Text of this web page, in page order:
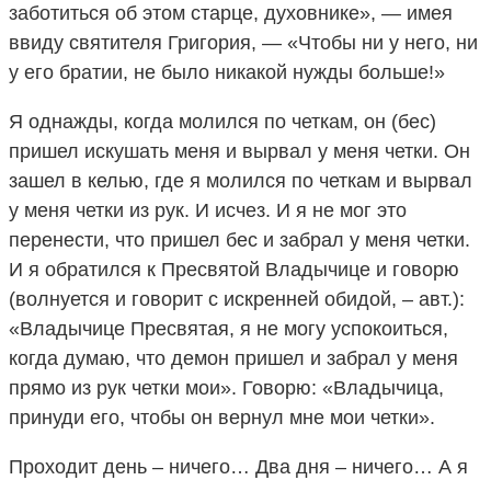
заботиться об этом старце, духовнике», — имея
ввиду святителя Григория, — «Чтобы ни у него, ни
у его братии, не было никакой нужды больше!»
Я однажды, когда молился по четкам, он (бес)
пришел искушать меня и вырвал у меня четки. Он
зашел в келью, где я молился по четкам и вырвал
у меня четки из рук. И исчез. И я не мог это
перенести, что пришел бес и забрал у меня четки.
И я обратился к Пресвятой Владычице и говорю
(волнуется и говорит с искренней обидой, – авт.):
«Владычице Пресвятая, я не могу успокоиться,
когда думаю, что демон пришел и забрал у меня
прямо из рук четки мои». Говорю: «Владычица,
принуди его, чтобы он вернул мне мои четки».
Проходит день – ничего… Два дня – ничего… А я